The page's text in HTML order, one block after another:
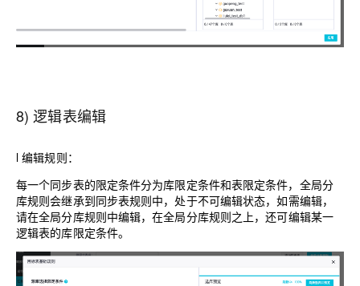
8) 逻辑表编辑
l编辑规则：
每一个同步表的限定条件分为库限定条件和表限定条件，全局分
库规则会继承到同步表规则中，处于不可编辑状态，如需编辑，
请在全局分库规则中编辑，在全局分库规则之上，还可编辑某一
逻辑表的库限定条件。